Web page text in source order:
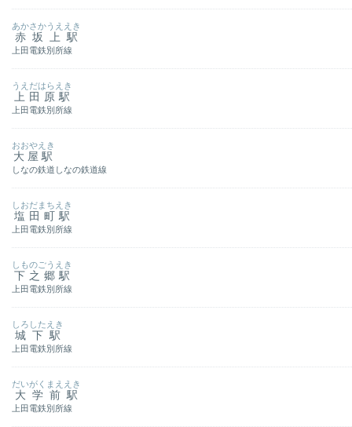
赤坂上駅
あかさかうええき
上田電鉄別所線
上田原駅
うえだはらえき
上田電鉄別所線
大屋駅
おおやえき
しなの鉄道しなの鉄道線
塩田町駅
しおだまちえき
上田電鉄別所線
下之郷駅
しものごうえき
上田電鉄別所線
城下駅
しろしたえき
上田電鉄別所線
大学前駅
だいがくまええき
上田電鉄別所線